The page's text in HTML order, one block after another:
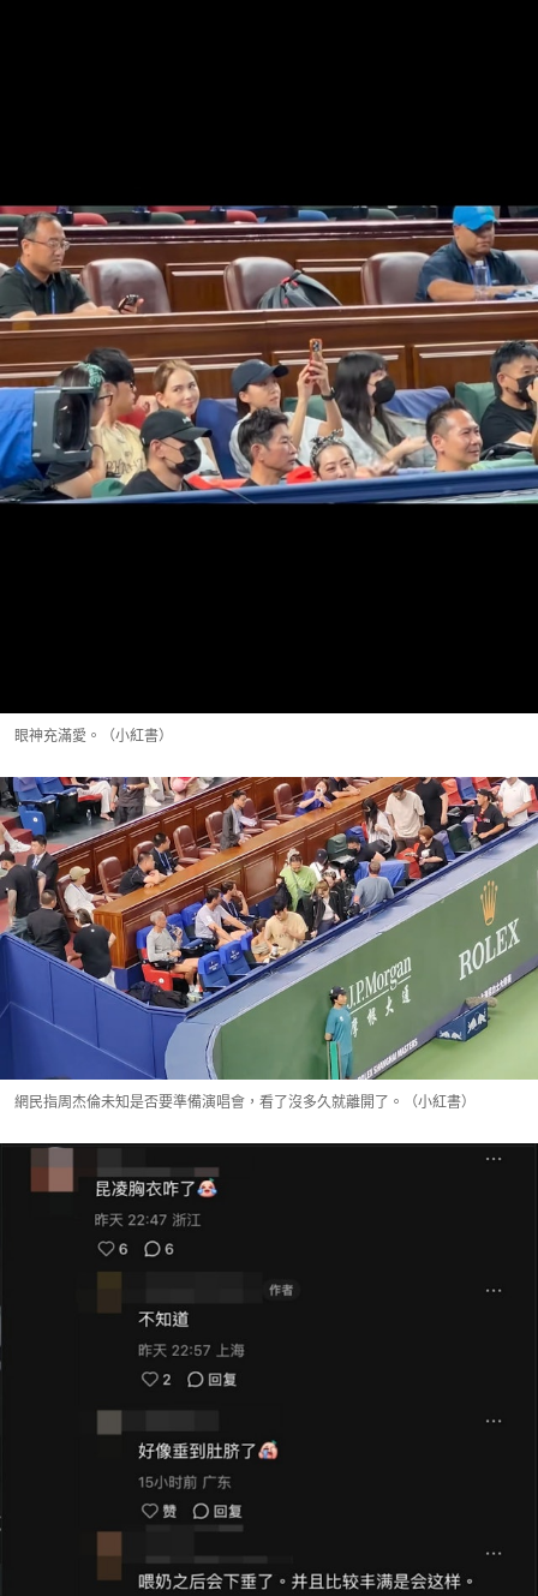
眼神充滿愛。（小紅書）
網民指周杰倫未知是否要準備演唱會，看了沒多久就離開了。（小紅書）